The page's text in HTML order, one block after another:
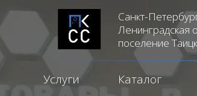
Санкт-
Ленинградская
поселение
Услуги Каталог